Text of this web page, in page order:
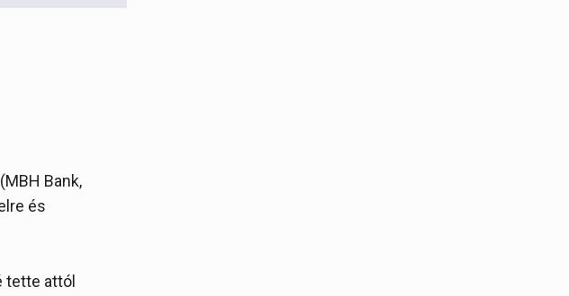
Bank,
és
tette attól